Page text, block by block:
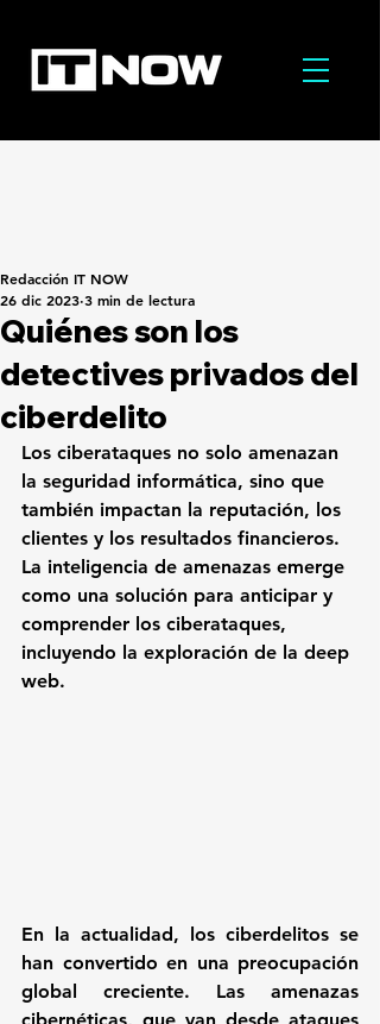
Quiénes son los
detectives privados del
ciberdelito
Redacción IT NOW
26 dic 2023 3 min de lectura
Los ciberataques no solo amenazan
la seguridad informática, sino que
también impactan la reputación, los
clientes y los resultados financieros.
La inteligencia de amenazas emerge
como una solución para anticipar y
comprender los ciberataques,
incluyendo la exploración de la deep
web.
En la actualidad, los ciberdelitos se
han convertido en una preocupación
global creciente. Las amenazas